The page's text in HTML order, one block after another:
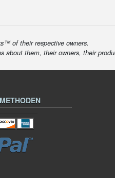
of their respective owners.
about them, their owners, their